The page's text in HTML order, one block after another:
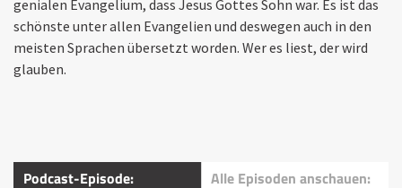
genialen Evangelium, dass Jesus Gottes Sohn war. Es ist das
schönste unter allen Evangelien und deswegen auch in den
meisten Sprachen übersetzt worden. Wer es liest, der wird
glauben.
Podcast-Episode: Alle Episoden anschauen: